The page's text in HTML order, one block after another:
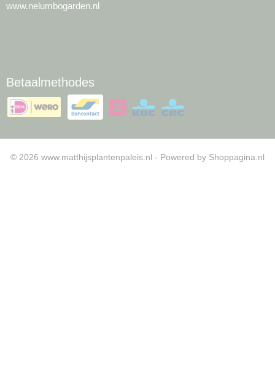
www.nelumbogarden.nl
Betaalmethodes
© 2026 www.matthijsplantenpaleis.nl - Powered by Shoppagina.nl